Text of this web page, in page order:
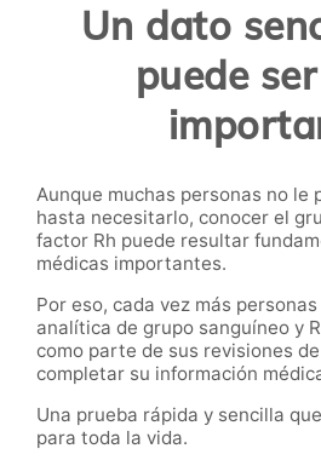
Un dato
puede
Aunque muchas personas no le
hasta necesitarlo, conocer el
factor Rh puede resultar
médicas importantes.
Por eso, cada vez más
analítica de grupo sanguíneo y
como parte de sus revisiones
completar su información
Una prueba rápida y sencilla
para toda la vida.